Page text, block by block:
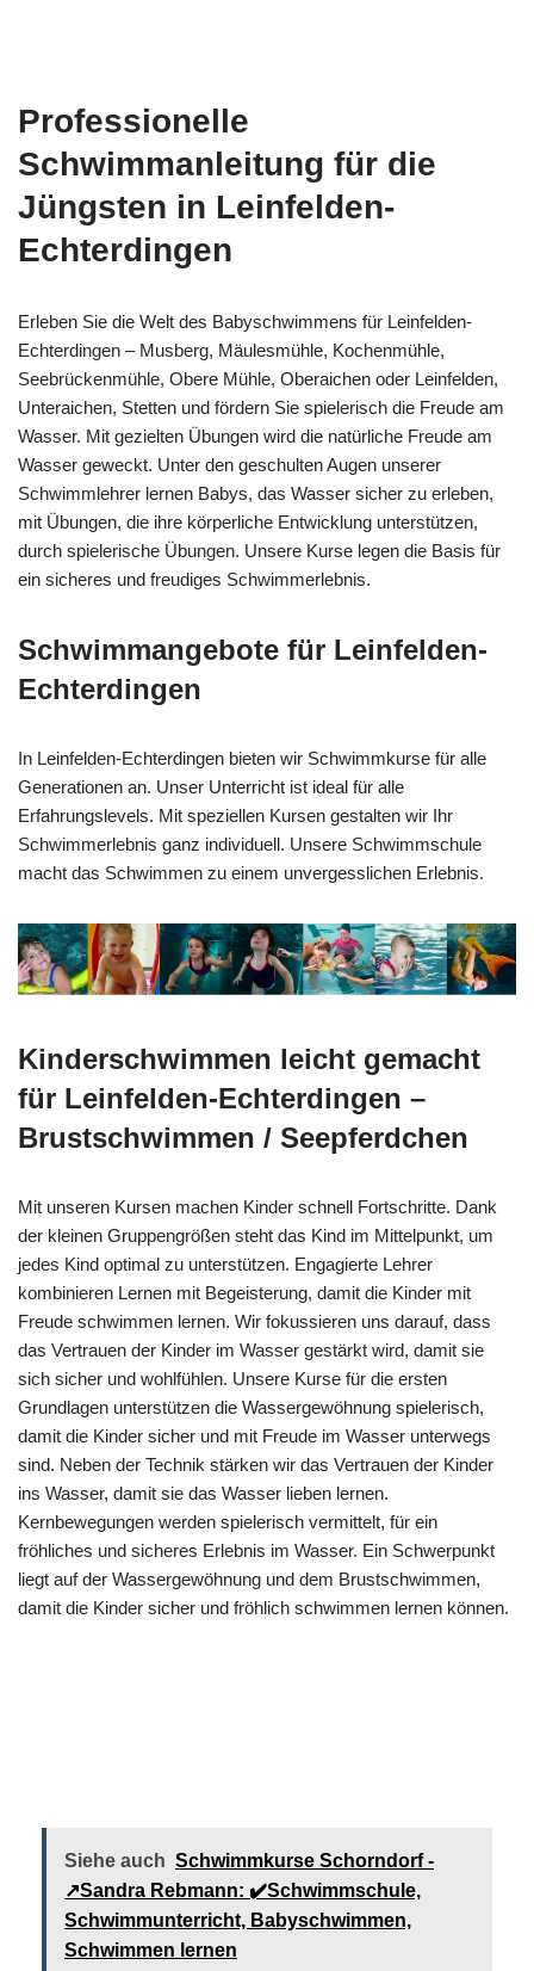
Professionelle
Schwimmanleitung für die
Jüngsten in Leinfelden-
Echterdingen
Erleben Sie die Welt des Babyschwimmens für Leinfelden-
Echterdingen – Musberg, Mäulesmühle, Kochenmühle,
Seebrückenmühle, Obere Mühle, Oberaichen oder Leinfelden,
Unteraichen, Stetten und fördern Sie spielerisch die Freude am
Wasser. Mit gezielten Übungen wird die natürliche Freude am
Wasser geweckt. Unter den geschulten Augen unserer
Schwimmlehrer lernen Babys, das Wasser sicher zu erleben,
mit Übungen, die ihre körperliche Entwicklung unterstützen,
durch spielerische Übungen. Unsere Kurse legen die Basis für
ein sicheres und freudiges Schwimmerlebnis.
Schwimmangebote für Leinfelden-
Echterdingen
In Leinfelden-Echterdingen bieten wir Schwimmkurse für alle
Generationen an. Unser Unterricht ist ideal für alle
Erfahrungslevels. Mit speziellen Kursen gestalten wir Ihr
Schwimmerlebnis ganz individuell. Unsere Schwimmschule
macht das Schwimmen zu einem unvergesslichen Erlebnis.
Kinderschwimmen leicht gemacht
für Leinfelden-Echterdingen –
Brustschwimmen / Seepferdchen
Mit unseren Kursen machen Kinder schnell Fortschritte. Dank
der kleinen Gruppengrößen steht das Kind im Mittelpunkt, um
jedes Kind optimal zu unterstützen. Engagierte Lehrer
kombinieren Lernen mit Begeisterung, damit die Kinder mit
Freude schwimmen lernen. Wir fokussieren uns darauf, dass
das Vertrauen der Kinder im Wasser gestärkt wird, damit sie
sich sicher und wohlfühlen. Unsere Kurse für die ersten
Grundlagen unterstützen die Wassergewöhnung spielerisch,
damit die Kinder sicher und mit Freude im Wasser unterwegs
sind. Neben der Technik stärken wir das Vertrauen der Kinder
ins Wasser, damit sie das Wasser lieben lernen.
Kernbewegungen werden spielerisch vermittelt, für ein
fröhliches und sicheres Erlebnis im Wasser. Ein Schwerpunkt
liegt auf der Wassergewöhnung und dem Brustschwimmen,
damit die Kinder sicher und fröhlich schwimmen lernen können.
Siehe auch Schwimmkurse Schorndorf -
↗️Sandra Rebmann: ✔️Schwimmschule,
Schwimmunterricht, Babyschwimmen,
Schwimmen lernen